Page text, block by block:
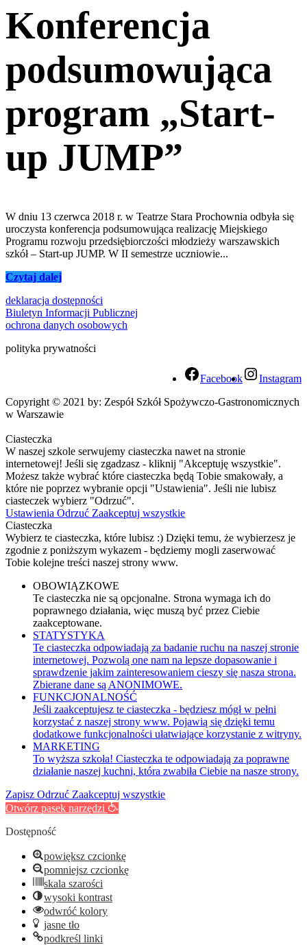
Konferencja
podsumowująca
program „Start-
up JUMP”
W dniu 13 czerwca 2018 r. w Teatrze Stara Prochownia odbyła się
uroczysta konferencja podsumowująca realizację Miejskiego
Programu rozwoju przedsiębiorczości młodzieży warszawskich
szkół – Start-up JUMP. W II semestrze uczniowie...
Czytaj dalej
deklaracja dostępności
Biuletyn Informacji Publicznej
ochrona danych osobowych
polityka prywatności
Facebook
Instagram
Copyright © 2021 by: Zespół Szkół Spożywczo-Gastronomicznych
w Warszawie
Ciasteczka
W naszej szkole serwujemy ciasteczka nawet na stronie
internetowej! Jeśli się zgadzasz - kliknij "Akceptuję wszystkie".
Możesz także wybrać które ciasteczka będą Tobie smakowały, a
które nie poprzez wybranie opcji "Ustawienia". Jeśli nie lubisz
ciasteczek wybierz "Odrzuć".
Ustawienia Odrzuć Zaakceptuj wszystkie
Ciasteczka
Wybierz te ciasteczka, które lubisz :) Dzięki temu, że wybierzesz je
zgodnie z poniższym wykazem - będziemy mogli zaserwować
Tobie kolejne treści naszej strony www.
OBOWIĄZKOWE
Te ciasteczka nie są opcjonalne. Strona wymaga ich do
poprawnego działania, więc muszą być przez Ciebie
zaakceptowane.
STATYSTYKA
Te ciasteczka odpowiadają za badanie ruchu na naszej stronie
internetowej. Pozwolą one nam na lepsze dopasowanie i
sprawdzenie jakim zainteresowaniem cieszy się nasza strona.
Zbierane dane są ANONIMOWE.
FUNKCJONALNOŚĆ
Jeśli zaakceptujesz te ciasteczka - będziesz mógł w pełni
korzystać z naszej strony www. Pojawią się dzięki temu
dodatkowe funkcjonalności ułatwiające korzystanie z witryny.
MARKETING
To wyższa szkoła! Ciasteczka te odpowiadają za poprawne
działanie naszej kuchni, która zwabiła Ciebie na nasze strony.
Zapisz Odrzuć Zaakceptuj wszystkie
Otwórz pasek narzędzi
Dostępność
powiększ czcionkę
pomniejsz czcionkę
skala szarości
wysoki kontrast
odwróć kolory
jasne tło
podkreśl linki